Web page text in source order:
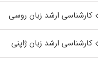
کارشناسی ارشد زبان روسی
کارشناسی ارشد زبان ژاپنی